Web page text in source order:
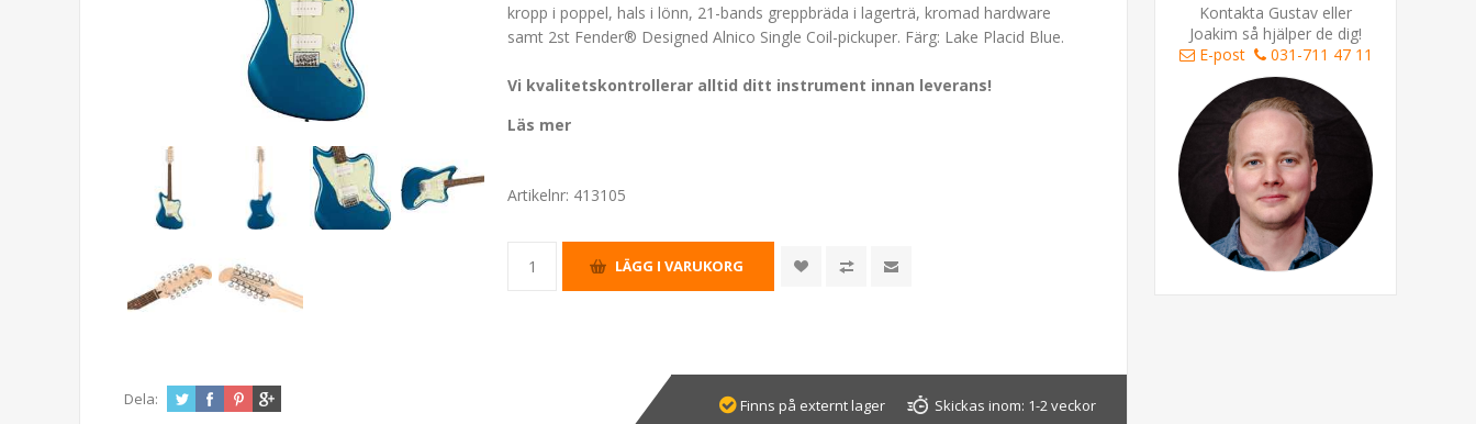
Kontakta Gustav eller
Joakim så hjälper de dig!
E-post
031-711 47 11
kropp i poppel, hals i lönn, 21-bands greppbräda i lagerträ, kromad hardware
samt 2st Fender® Designed Alnico Single Coil-pickuper. Färg: Lake Placid Blue.
Vi kvalitetskontrollerar alltid ditt instrument innan leverans!
Läs mer
Artikelnr: 413105
Dela: Finns på externt lager Skickas inom: 1-2 veckor